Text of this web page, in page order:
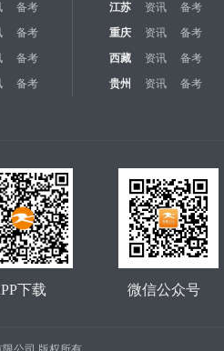
备考 江苏 资讯 备考
备考 重庆 资讯 备考
备考 西藏 资讯 备考
备考 贵州 资讯 备考
微信公众号
下载